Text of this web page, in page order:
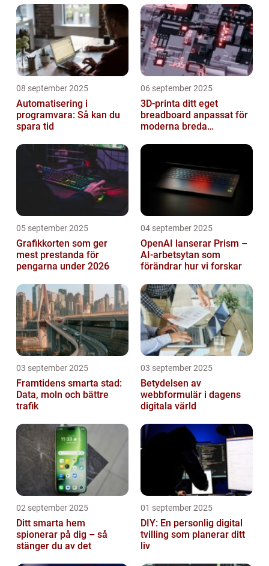
08 september 2025
Automatisering i
programvara: Så kan du
spara tid
06 september 2025
3D-printa ditt eget
breadboard anpassat för
moderna breda
05 september 2025
Grafikkorten som ger
mest prestanda för
pengarna under 2026
04 september 2025
OpenAI lanserar Prism –
AI-arbetsytan som
förändrar hur vi forskar
03 september 2025
Framtidens smarta stad:
Data, moln och bättre
trafik
03 september 2025
Betydelsen av
webbformulär i dagens
digitala värld
02 september 2025
Ditt smarta hem
spionerar på dig – så
stänger du av det
01 september 2025
DIY: En personlig digital
tvilling som planerar ditt
liv